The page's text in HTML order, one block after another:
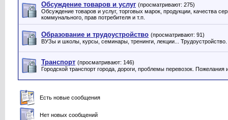
Обсуждение товаров и услуг (просматривают: 275)
Обсуждение товаров и услуг, торговых марок, продукции, качества
коммунального, прав потребителя и т.п.
Образование и трудоустройство (просматривают: 91)
ВУЗы и школы, курсы, семинары, тренинги, лекции... Трудоустройство.
Транспорт (просматривают: 146)
Городской транспорт города, дороги, проблемы перевозок. Пожелания
Есть новые сообщения
Нет новых сообщений